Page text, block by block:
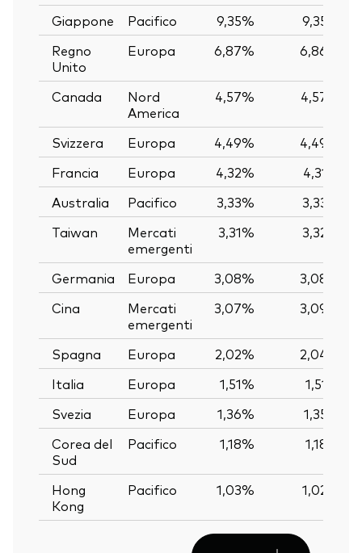
Giappone Pacifico 9,35%
9,35%
Regno
Unito
Europa 6,87% 6,86%
Canada
Nord
America
4,57% 4,57%
Svizzera Europa 4,49%
4,49%
Francia
Europa 4,32%
4,31%
Australia
Pacifico 3,33%
3,33%
Taiwan
Mercati
emergenti
3,31% 3,32%
Germania Europa 3,08%
3,08%
Cina
Mercati
emergenti
3,07% 3,09%
Spagna Europa 2,02%
2,04%
Italia
Europa 1,51%
1,51%
Svezia
Europa 1,36%
1,35%
Corea del
Sud
Pacifico 1,18% 1,18%
Hong
Kong
Pacifico 1,03% 1,02%